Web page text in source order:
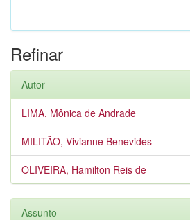
Refinar
Autor
LIMA, Mônica de Andrade
MILITÃO, Vivianne Benevides
OLIVEIRA, Hamilton Reis de
Assunto